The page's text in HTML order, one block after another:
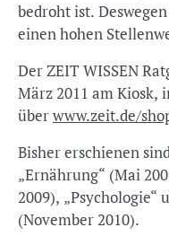
bedroht ist.
einen hohen
Der ZEIT WISSEN
März 2011 am Kiosk,
überwww.zeit.de/
Bisher erschienen
„Ernährung“ (Mai
2009), „Psychologie“
(November 2010).